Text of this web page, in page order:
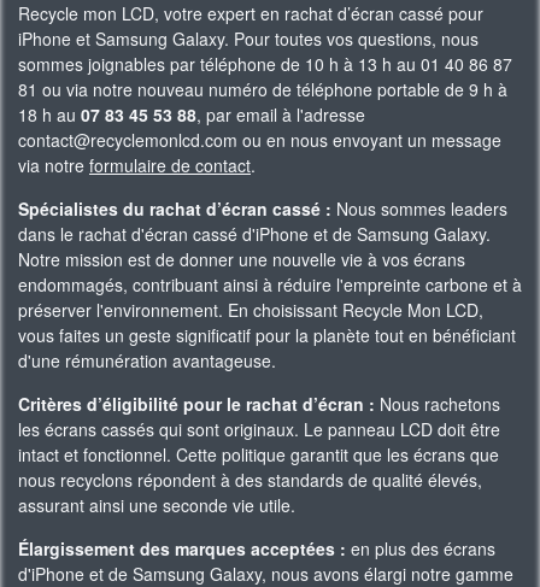
Recycle mon LCD, votre expert en rachat d’écran cassé pour
iPhone et Samsung Galaxy. Pour toutes vos questions, nous
sommes joignables par téléphone de 10 h à 13 h au 01 40 86 87
81 ou via notre nouveau numéro de téléphone portable de 9 h à
18 h au 07 83 45 53 88, par email à l'adresse
contact@recyclemonlcd.com ou en nous envoyant un message
via notre formulaire de contact.
Spécialistes du rachat d’écran cassé : Nous sommes leaders
dans le rachat d'écran cassé d'iPhone et de Samsung Galaxy.
Notre mission est de donner une nouvelle vie à vos écrans
endommagés, contribuant ainsi à réduire l'empreinte carbone et à
préserver l'environnement. En choisissant Recycle Mon LCD,
vous faites un geste significatif pour la planète tout en bénéficiant
d'une rémunération avantageuse.
Critères d’éligibilité pour le rachat d’écran : Nous rachetons
les écrans cassés qui sont originaux. Le panneau LCD doit être
intact et fonctionnel. Cette politique garantit que les écrans que
nous recyclons répondent à des standards de qualité élevés,
assurant ainsi une seconde vie utile.
Élargissement des marques acceptées : en plus des écrans
d'iPhone et de Samsung Galaxy, nous avons élargi notre gamme